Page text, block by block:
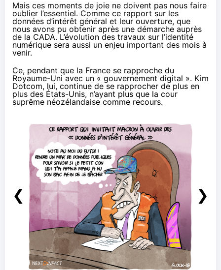
Mais ces moments de joie ne doivent pas nous faire
oublier l’essentiel. Comme ce rapport sur les
données d’intérêt général et leur ouverture, que
nous avons pu obtenir après une démarche auprès
de la CADA. L’évolution des travaux sur l’identité
numérique sera aussi un enjeu important des mois à
venir.
Ce, pendant que la France se rapproche du
Royaume-Uni avec un « gouvernement digital ». Kim
Dotcom, lui, continue dese rapprocher de plus en
plus des États-Unis, n’ayant plus que la cour
suprême néozélandaise comme recours.
❮ ❯